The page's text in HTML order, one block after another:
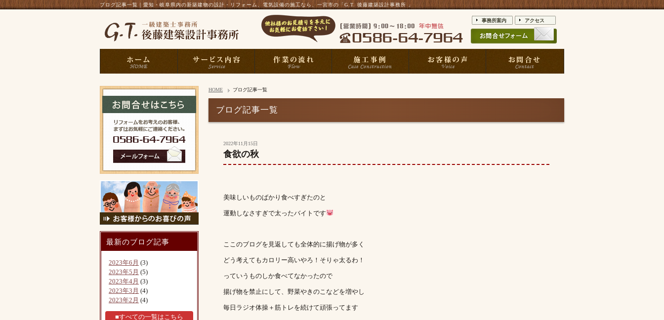
ブログ記事一覧｜愛知・岐阜県内の新築建物の設計・リフォーム、電気設備の施工なら、一宮市の「G.T. 後藤建築設計事務所 」
事務所案内 アクセス
HOME ブログ記事一覧
ブログ記事一覧
2022年11月15日
食欲の秋
美味しいものばかり食べすぎたのと
運動しなさすぎで太ったバイトです
ここのブログを見返しても全体的に揚げ物が多く
どう考えてもカロリー高いやろ！そりゃ太るわ！
っていうものしか食べてなかったので
揚げ物を禁止にして、野菜やきのこなどを増やし
毎日ラジオ体操＋筋トレを続けて頑張ってます
最新のブログ記事
2023年6月 (3)
2023年5月 (5)
2023年4月 (3)
2023年3月 (4)
2023年2月 (4)
■すべての一覧はこちら